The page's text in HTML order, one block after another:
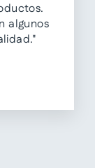
algunos